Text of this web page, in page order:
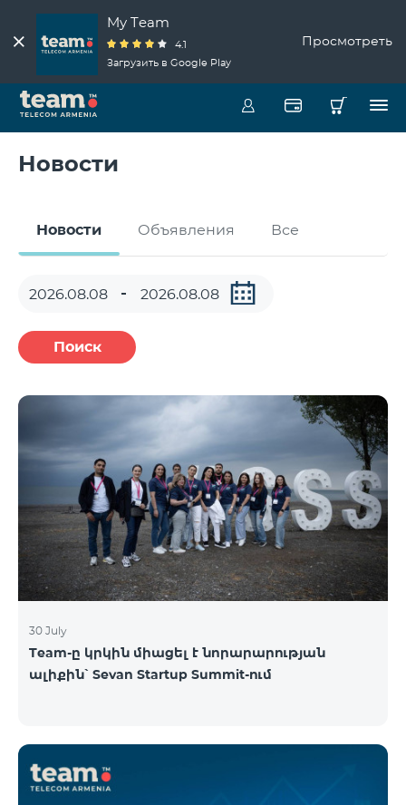
My Team
4.1
Загрузить в Google Play
Просмотреть
Новости
Новости Объявления Все
Поиск
30 July
Team-ը կրկին միացել է նորարարության
ալիքին՝ Sevan Startup Summit-ում